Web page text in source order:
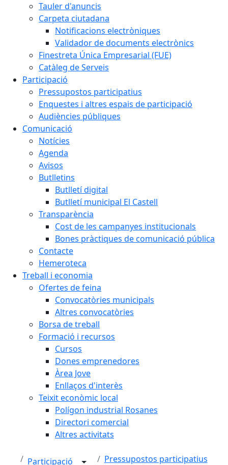
Tauler d'anuncis
Carpeta ciutadana
Notificacions electròniques
Validador de documents electrònics
Finestreta Única Empresarial (FUE)
Catàleg de Serveis
Participació
Pressupostos participatius
Enquestes i altres espais de participació
Audiències públiques
Comunicació
Notícies
Agenda
Avisos
Butlletins
Butlletí digital
Butlletí municipal El Castell
Transparència
Cost de les campanyes institucionals
Bones pràctiques de comunicació pública
Contacte
Hemeroteca
Treball i economia
Ofertes de feina
Convocatòries municipals
Altres convocatòries
Borsa de treball
Formació i recursos
Cursos
Dones emprenedores
Àrea Jove
Enllaços d'interès
Teixit econòmic local
Polígon industrial Rosanes
Directori comercial
Altres activitats
Participació Pressupostos participatius